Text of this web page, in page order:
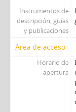
Instrumentos de
descripción, guías
y publicaciones
Área de acceso
Horario de
apertura